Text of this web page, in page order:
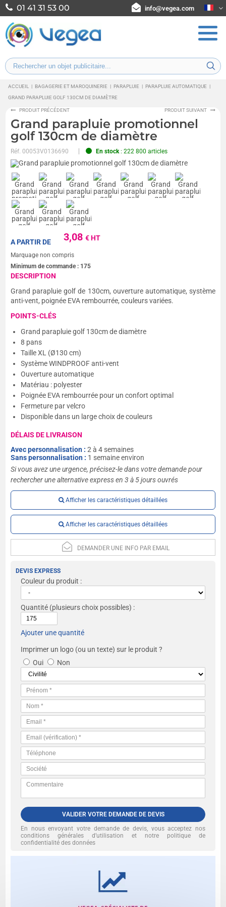
01 41 31 53 00 info@vegea.com
ACCUEIL | BAGAGERIE ET MAROQUINERIE | PARAPLUIE | PARAPLUIE AUTOMATIQUE |
GRAND PARAPLUIE GOLF 130CM DE DIAMÈTRE
PRODUIT PRÉCÉDENT PRODUIT SUIVANT
Grand parapluie promotionnel
golf 130cm de diamètre
Réf.00053V0136690 En stock: 222 800 articles
3,08€ HT
A PARTIR DE
Marquage non compris
Minimum de commande : 175
DESCRIPTION
Grand parapluie golf de 130cm, ouverture automatique, système
anti-vent, poignée EVA rembourrée, couleurs variées.
POINTS-CLÉS
Grand parapluie golf 130cm de diamètre
8 pans
Taille XL (Ø130 cm)
Système WINDPROOF anti-vent
Ouverture automatique
Matériau : polyester
Poignée EVA rembourrée pour un confort optimal
Fermeture par velcro
Disponible dans un large choix de couleurs
DÉLAIS DE LIVRAISON
Avec personnalisation :2 à 4 semaines
Sans personnalisation : 1 semaine environ
Si vous avez une urgence, précisez-le dans votre demande pour
rechercher une alternative express en 3 à 5 jours ouvrés
Afficher les caractéristiques détaillées
Afficher les caractéristiques détaillées
DEMANDER UNE INFO PAR EMAIL
DEVIS EXPRESS
Couleur du produit :
Quantité (plusieurs choix possibles) :
Ajouter une quantité
Imprimer un logo (ou un texte) sur le produit ?
Oui
Non
VALIDER VOTRE DEMANDE DE DEVIS
En nous envoyant votre demande de devis, vous acceptez nos
conditions générales d’utilisation et notre politique de
confidentialité des données